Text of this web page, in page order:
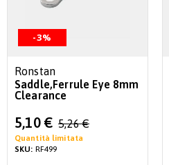
-3%
Ronstan
Saddle,Ferrule Eye 8mm
Clearance
Special
Price
5,10 € 5,26 €
Quantità limitata
SKU: RF499